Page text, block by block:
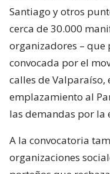
Santiago y otros
cerca de 30.000
organizadores –
convocada por el
calles de
emplazamiento al
las demandas por la
A la convocatoria
organizaciones